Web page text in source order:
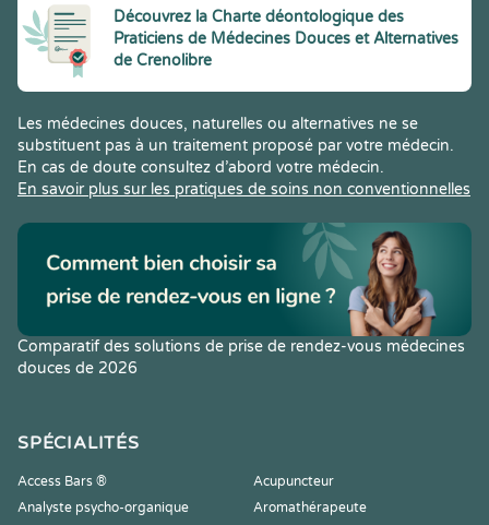
Découvrez la Charte déontologique des
Praticiens de Médecines Douces et Alternatives
de Crenolibre
Les médecines douces, naturelles ou alternatives ne se
substituent pas à un traitement proposé par votre médecin.
En cas de doute consultez d’abord votre médecin.
En savoir plus sur les pratiques de soins non conventionnelles
Comparatif des solutions de prise de rendez-vous médecines
douces de 2026
SPÉCIALITÉS
Access Bars ®
Acupuncteur
Analyste psycho-organique
Aromathérapeute